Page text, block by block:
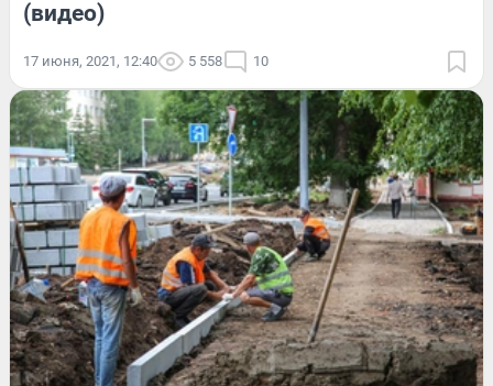
(видео)
17 июня, 2021, 12:40 5 558 10